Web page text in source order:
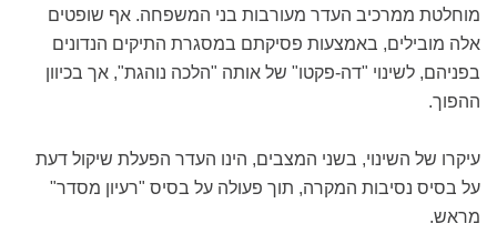
מוחלטת ממרכיב העדר מעורבות בני המשפחה. אף שופטים
אלה מובילים, באמצעות פסיקתם במסגרת התיקים הנדונים
בפניהם, לשינוי "דה-פקטו" של אותה "הלכה נוהגת", אך בכיוון
ההפוך.
עיקרו של השינוי, בשני המצבים, הינו העדר הפעלת שיקול דעת
על בסיס נסיבות המקרה, תוך פעולה על בסיס "רעיון מסדר"
מראש.